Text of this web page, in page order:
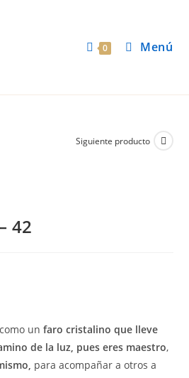
0 Menú
Siguiente producto
42
unfaro cristalino que lleve
de la luz, pues eres maestro,
para acompañar a otros a